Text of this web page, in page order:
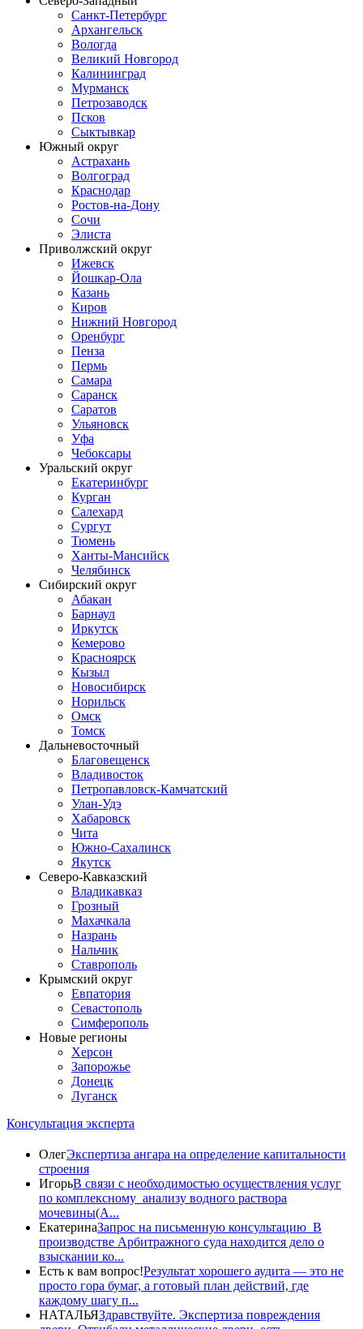
Санкт-Петербург
Архангельск
Вологда
Великий Новгород
Калининград
Мурманск
Петрозаводск
Псков
Сыктывкар
Южный округ
Астрахань
Волгоград
Краснодар
Ростов-на-Дону
Сочи
Элиста
Приволжский округ
Ижевск
Йошкар-Ола
Казань
Киров
Нижний Новгород
Оренбург
Пенза
Пермь
Самара
Саранск
Саратов
Ульяновск
Уфа
Чебоксары
Уральский округ
Екатеринбург
Курган
Салехард
Сургут
Тюмень
Ханты-Мансийск
Челябинск
Сибирский округ
Абакан
Барнаул
Иркутск
Кемерово
Красноярск
Кызыл
Новосибирск
Норильск
Омск
Томск
Дальневосточный
Благовещенск
Владивосток
Петропавловск-Камчатский
Улан-Удэ
Хабаровск
Чита
Южно-Сахалинск
Якутск
Северо-Кавказский
Владикавказ
Грозный
Махачкала
Назрань
Нальчик
Ставрополь
Крымский округ
Евпатория
Севастополь
Симферополь
Новые регионы
Херсон
Запорожье
Донецк
Луганск
Консультация эксперта
ОлегЭкспертиза ангара на определение капитальности
строения
ИгорьВ связи с необходимостью осуществления услуг
по комплексному анализу водного раствора
мочевины(A...
ЕкатеринаЗапрос на письменную консультацию В
производстве Арбитражного суда находится дело о
взыскании ко...
Есть к вам вопрос!Результат хорошего аудита — это не
просто гора бумаг, а готовый план действий, где
каждому шагу п...
НАТАЛЬЯЗдравствуйте. Экспертиза повреждения